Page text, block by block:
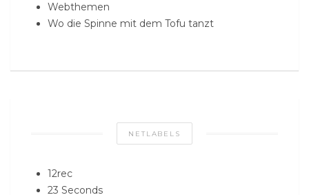
Webthemen
Wo die Spinne mit dem Tofu tanzt
NETLABELS
12rec
23 Seconds